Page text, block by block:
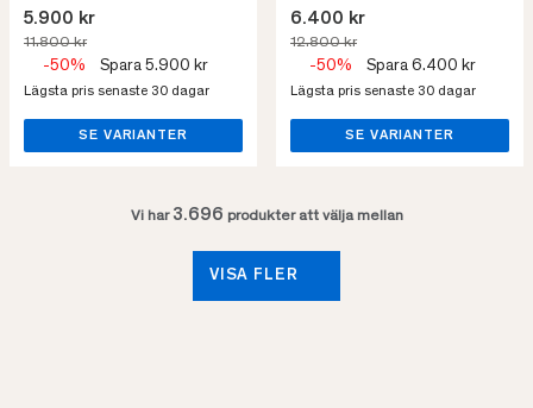
5.900 kr
11.800 kr
-50% Spara 5.900 kr
Lägsta pris senaste 30 dagar
SE VARIANTER
6.400 kr
12.800 kr
-50% Spara 6.400 kr
Lägsta pris senaste 30 dagar
SE VARIANTER
Vi har 3.696 produkter att välja mellan
VISA FLER